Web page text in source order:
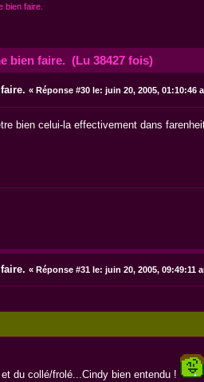
bien faire.
bien faire. (Lu 38427 fois)
« Réponse #30 le: juin 20, 2005, 01:10:46
bien celui-la effectivement dans
« Réponse #31 le: juin 20, 2005, 09:49:11
du collé/frolé...Cindy bien entendu !